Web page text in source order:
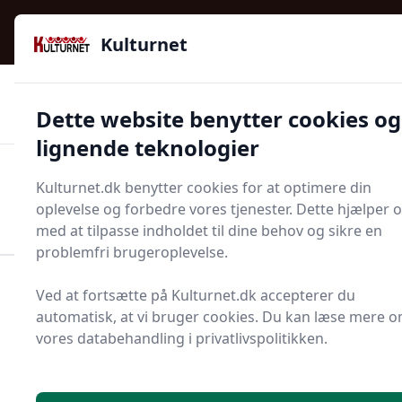
Kulturnet - Alt Det Gode I Livet | Din Kulturguide Siden
2016
97 kategorier 👍Kun godkendte butikker
Start søgning
Start søgning
Forside Bolig og indretning
Fest og festoppyntning
Stjernetyl
Bedste stjernetyl i 2025
- se de 1 bedste her
Kulturnet
Dette website benytter cookies og
lignende teknologier
Kulturnet.dk benytter cookies for at optimere din
oplevelse og forbedre vores tjenester. Dette hjælper
med at tilpasse indholdet til dine behov og sikre en
problemfri brugeroplevelse.
Ved at fortsætte på Kulturnet.dk accepterer du
automatisk, at vi bruger cookies. Du kan læse mere
vores databehandling i privatlivspolitikken.